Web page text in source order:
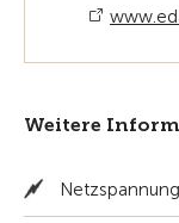
Weitere